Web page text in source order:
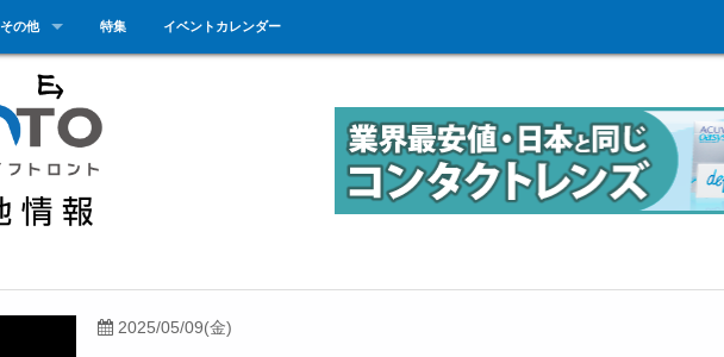
その他 特集 イベントカレンダー
2025/05/09(金)